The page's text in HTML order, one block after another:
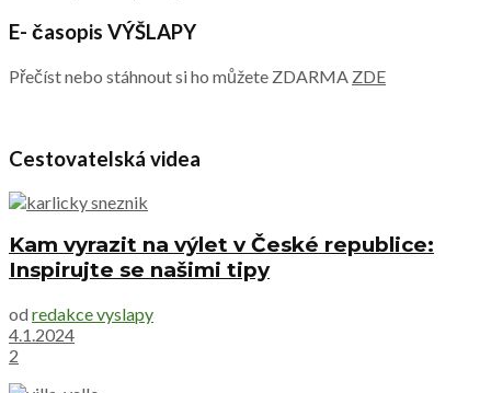
E- časopis VÝŠLAPY
Přečíst nebo stáhnout si ho můžete ZDARMA ZDE
Cestovatelská videa
Kam vyrazit na výlet v České republice:
Inspirujte se našimi tipy
od redakce vyslapy
4.1.2024
2